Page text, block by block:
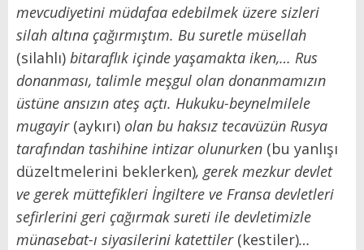
mevcudiyetini müdafaa edebilmek üzere sizleri
silah altına çağırmıştım. Bu suretle müsellah
(silahlı) bitaraflık içinde yaşamakta iken,… Rus
donanması, talimle meşgul olan donanmamızın
üstüne ansızın ateş açtı. Hukuku-beynelmilele
mugayir (aykırı) olan bu haksız tecavüzün Rusya
tarafından tashihine intizar olunurken (bu yanlışı
düzeltmelerini beklerken), gerek mezkur devlet
ve gerek müttefikleri İngiltere ve Fransa devletleri
sefirlerini geri çağırmak sureti ile devletimizle
münasebat-ı siyasilerini katettiler (kestiler)…